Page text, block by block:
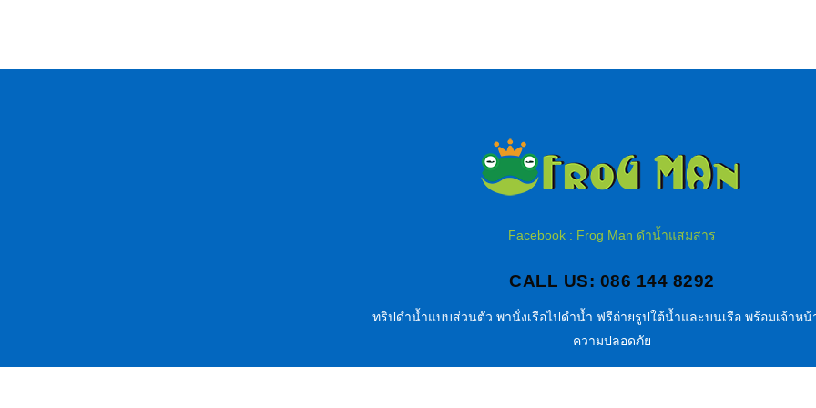
Facebook : Frog Man ดำน้ำแสมสาร
CALL US: 086 144 8292
ทริปดำน้ำแบบส่วนตัว พานั่งเรือไปดำน้ำ ฟรีถ่ายรูปใต้น้ำและบนเรือ พร้อมเจ้าห
ความปลอดภัย